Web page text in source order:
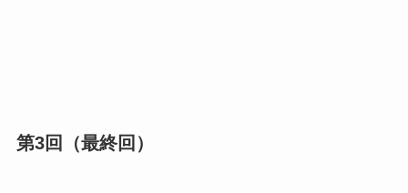
第3回（最終回）